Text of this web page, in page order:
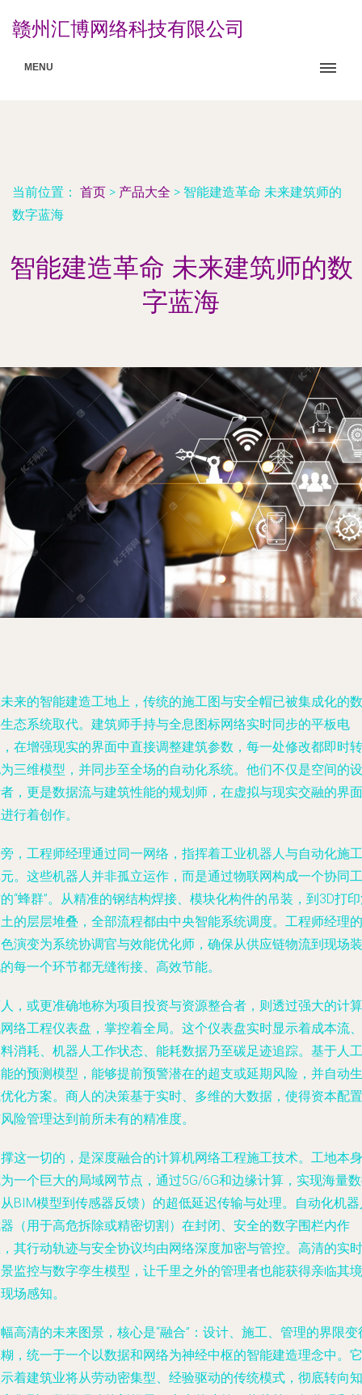
赣州汇博网络科技有限公司
MENU
当前位置： 首页 > 产品大全 > 智能建造革命 未来建筑师的
数字蓝海
智能建造革命 未来建筑师的数
字蓝海
来的智能建造工地上，传统的施工图与安全帽已被集成化的数
态系统取代。建筑师手持与全息图标网络实时同步的平板电
在增强现实的界面中直接调整建筑参数，每一处修改都即时转
三维模型，并同步至全场的自动化系统。他们不仅是空间的设
，更是数据流与建筑性能的规划师，在虚拟与现实交融的界面
行着创作。
，工程师经理通过同一网络，指挥着工业机器人与自动化施工
。这些机器人并非孤立运作，而是通过物联网构成一个协同工
“蜂群”。从精准的钢结构焊接、模块化构件的吊装，到3D打
的层层堆叠，全部流程都由中央智能系统调度。工程师经理的
演变为系统协调官与效能优化师，确保从供应链物流到现场装
每一个环节都无缝衔接、高效节能。
，或更准确地称为项目投资与资源整合者，则透过强大的计算
络工程仪表盘，掌控着全局。这个仪表盘实时显示着成本流、
消耗、机器人工作状态、能耗数据乃至碳足迹追踪。基于人工
的预测模型，能够提前预警潜在的超支或延期风险，并自动生
化方案。商人的决策基于实时、多维的大数据，使得资本配置
险管理达到前所未有的精准度。
这一切的，是深度融合的计算机网络工程施工技术。工地本身
一个巨大的局域网节点，通过5G/6G和边缘计算，实现海量
BIM模型到传感器反馈）的超低延迟传输与处理。自动化机
（用于高危拆除或精密切割）在封闭、安全的数字围栏内作
其行动轨迹与安全协议均由网络深度加密与管控。高清的实时
监控与数字孪生模型，让千里之外的管理者也能获得亲临其境
场感知。
高清的未来图景，核心是“融合”：设计、施工、管理的界限变
，统一于一个以数据和网络为神经中枢的智能建造理念中。它
着建筑业将从劳动密集型、经验驱动的传统模式，彻底转向知